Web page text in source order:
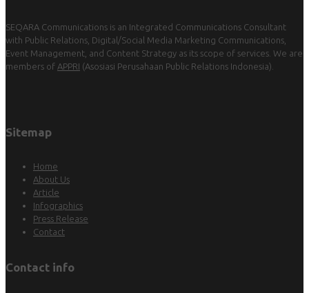
SEQARA Communications is an Integrated Communications Consultant
with Public Relations, Digital/Social Media Marketing Communications,
Event Management, and Content Strategy as its scope of services. We are
members of APPRI (Asosiasi Perusahaan Public Relations Indonesia).
Sitemap
Home
About Us
Article
Infographics
Press Release
Contact
Contact info